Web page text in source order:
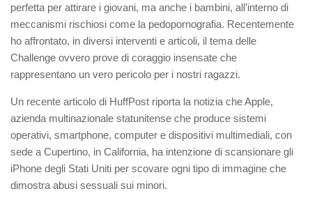
perfetta per attirare i giovani, ma anche i bambini, all’interno di
meccanismi rischiosi come la pedopornografia. Recentemente
ho affrontato, in diversi interventi e articoli, il tema delle
Challenge ovvero prove di coraggio insensate che
rappresentano un vero pericolo per i nostri ragazzi.
Un recente articolo di HuffPost riporta la notizia che Apple,
azienda multinazionale statunitense che produce sistemi
operativi, smartphone, computer e dispositivi multimediali, con
sede a Cupertino, in California, ha intenzione di scansionare gli
iPhone degli Stati Uniti per scovare ogni tipo di immagine che
dimostra abusi sessuali sui minori.